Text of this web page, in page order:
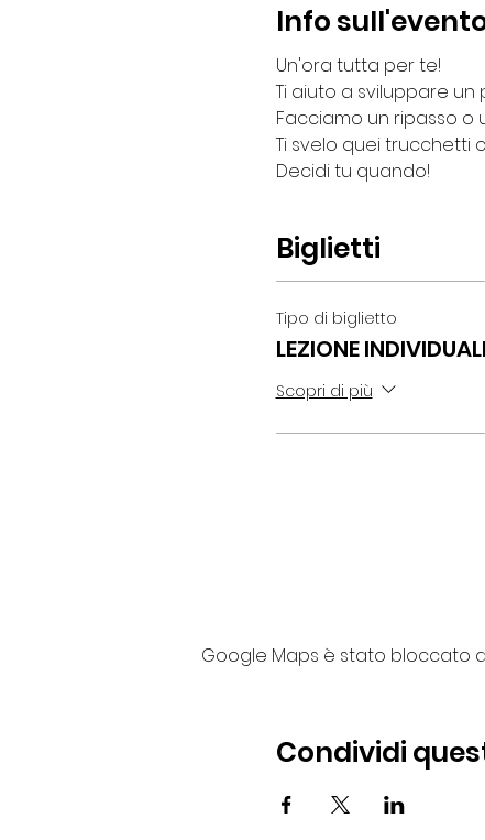
Info
Un'ora tutta per te!
Ti aiuto a sviluppare
Facciamo un ripasso o
Ti svelo quei trucchetti
Decidi tu quando!
Biglietti
Tipo di biglietto
LEZIONE
Scopri di più
Google Maps è stato bloccato
Condividi